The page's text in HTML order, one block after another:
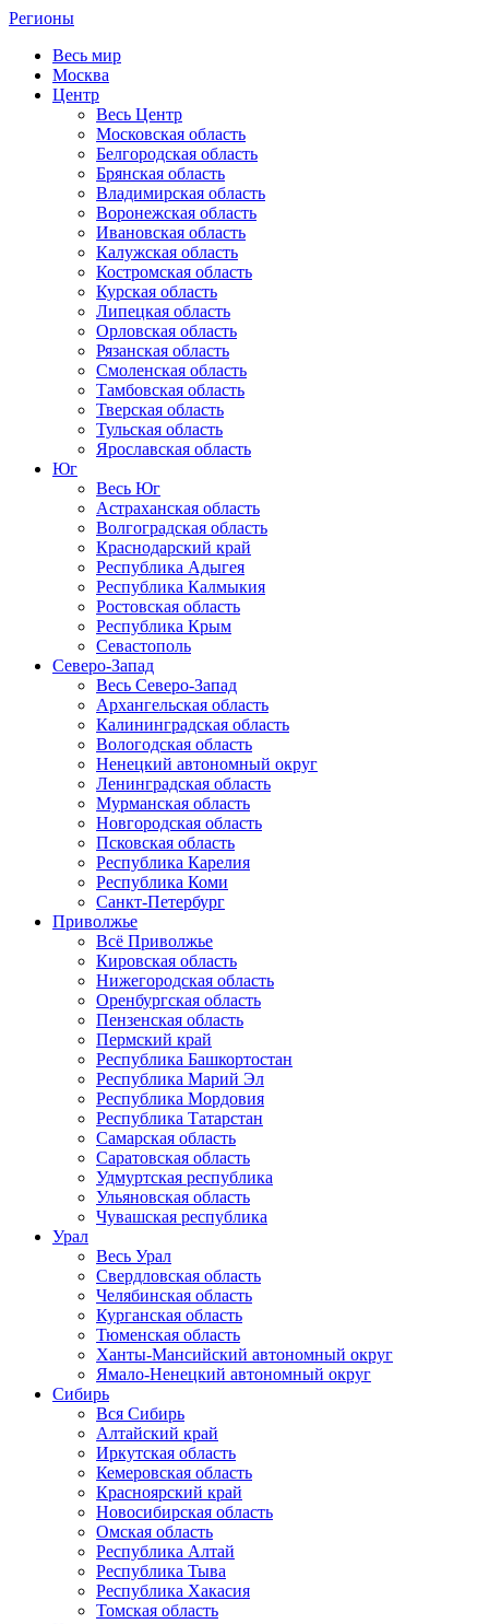
Регионы
Весь мир
Москва
Центр
Весь Центр
Московская область
Белгородская область
Брянская область
Владимирская область
Воронежская область
Ивановская область
Калужская область
Костромская область
Курская область
Липецкая область
Орловская область
Рязанская область
Смоленская область
Тамбовская область
Тверская область
Тульская область
Ярославская область
Юг
Весь Юг
Астраханская область
Волгоградская область
Краснодарский край
Республика Адыгея
Республика Калмыкия
Ростовская область
Республика Крым
Севастополь
Северо-Запад
Весь Северо-Запад
Архангельская область
Калининградская область
Вологодская область
Ненецкий автономный округ
Ленинградская область
Мурманская область
Новгородская область
Псковская область
Республика Карелия
Республика Коми
Санкт-Петербург
Приволжье
Всё Приволжье
Кировская область
Нижегородская область
Оренбургская область
Пензенская область
Пермский край
Республика Башкортостан
Республика Марий Эл
Республика Мордовия
Республика Татарстан
Самарская область
Саратовская область
Удмуртская республика
Ульяновская область
Чувашская республика
Урал
Весь Урал
Свердловская область
Челябинская область
Курганская область
Тюменская область
Ханты-Мансийский автономный округ
Ямало-Ненецкий автономный округ
Сибирь
Вся Сибирь
Алтайский край
Иркутская область
Кемеровская область
Красноярский край
Новосибирская область
Омская область
Республика Алтай
Республика Тыва
Республика Хакасия
Томская область